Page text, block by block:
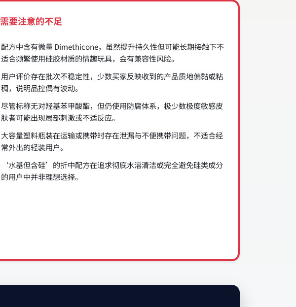
需要注意的不足
配方中含有微量 Dimethicone，虽然提升持久性但可能长期接触下不
适合频繁使用硅胶材质的情趣玩具，会有兼容性风险。
用户评价存在批次不稳定性，少数买家反映收到的产品质地偏黏或粘
稠，说明品控偶有波动。
尽管标称无对羟基苯甲酸酯，但仍使用防腐体系，极少数极度敏感皮
肤者可能出现局部刺激或不适反应。
大容量塑料瓶装在运输或携带时存在泄漏与不便携带问题，不适合经
常外出的轻装用户。
‘水基但含硅’的折中配方在追求彻底水溶清洁或完全避免硅类成分
的用户中并非理想选择。